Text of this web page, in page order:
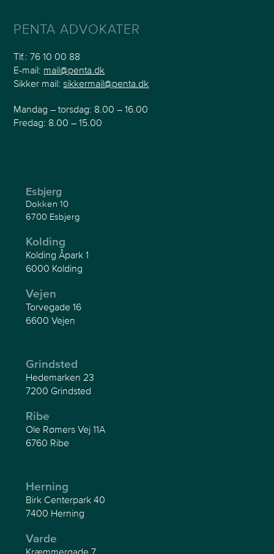
PENTA ADVOKATER
Tlf.:76 10 00 88
E-mail: mail@penta.dk
Sikker mail:sikkermail@penta.dk
Mandag – torsdag: 8.00 – 16.00
Fredag: 8.00 – 15.00
Esbjerg
Dokken 10
6700 Esbjerg
Kolding
Kolding Åpark 1
6000 Kolding
Vejen
Torvegade 16
6600 Vejen
Grindsted
Hedemarken 23
7200 Grindsted
Ribe
Ole Rømers Vej 11A
6760 Ribe
Herning
Birk Centerpark 40
7400 Herning
Varde
Kræmmergade 7